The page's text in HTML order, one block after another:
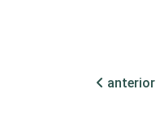
anterior